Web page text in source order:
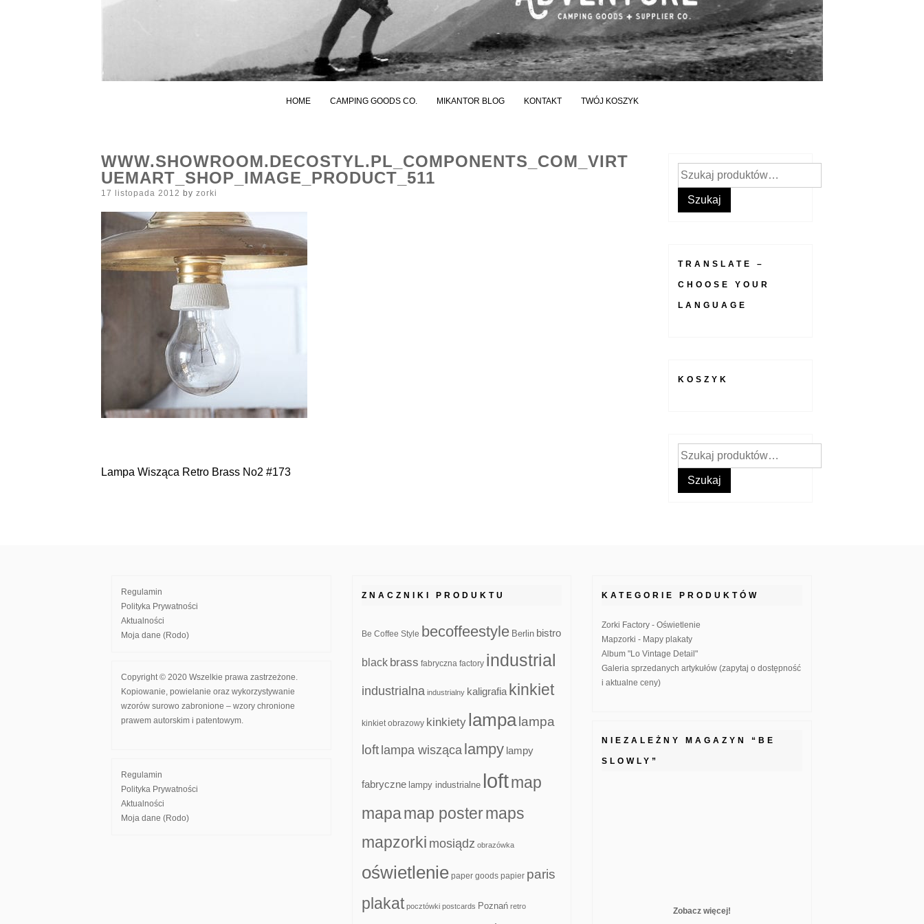
HOME CAMPING GOODS CO. MIKANTOR BLOG KONTAKT TWÓJ KOSZYK
WWW.SHOWROOM.DECOSTYL.PL_COMPONENTS_COM_VIRT
UEMART_SHOP_IMAGE_PRODUCT_511
Posted
17 listopada 2012 by zorki
Nawigacja
Lampa Wisząca Retro Brass No2 #173
Szukaj:
Szukaj
TRANSLATE –
CHOOSE YOUR
LANGUAGE
KOSZYK
Szukaj:
Szukaj
Regulamin
Polityka Prywatności
Aktualności
Moja dane (Rodo)
Copyright © 2020 Wszelkie prawa zastrzeżone.
Kopiowanie, powielanie oraz wykorzystywanie
wzorów surowo zabronione – wzory chronione
prawem autorskim i patentowym.
Regulamin
Polityka Prywatności
Aktualności
Moja dane (Rodo)
ZNACZNIKI PRODUKTU
Be Coffee Style becoffeestyle Berlin bistro
black brass fabryczna factory industrial
industrialna industrialny kaligrafia kinkiet
kinkiet obrazowy kinkiety lampa lampa
loft lampa wisząca lampy lampy
fabryczne lampy industrialne loftmap
mapamap postermaps
mapzorki mosiądz obrazówka
oświetlenie paper goods papier paris
plakat pocztówki postcards Poznań retro
KATEGORIE PRODUKTÓW
Zorki Factory - Oświetlenie
Mapzorki - Mapy plakaty
Album "Lo Vintage Detail"
Galeria sprzedanych artykułów (zapytaj o dostępność
i aktualne ceny)
NIEZALEŻNY MAGAZYN “BE
SLOWLY”
Zobacz więcej!